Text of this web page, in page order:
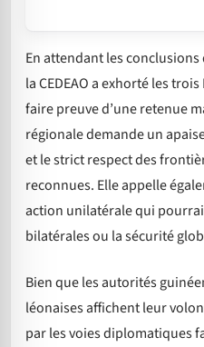
En attendant les
la CEDEAO a exhorté les
faire preuve d’une retenue
régionale demande un
et le strict respect des
reconnues. Elle appelle
action unilatérale qui
bilatérales ou la sécurité
Bien que les autorités
léonaises affichent leur
par les voies diplomatiques